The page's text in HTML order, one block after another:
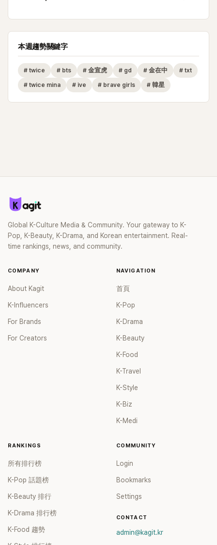
本週趨勢關鍵字
# twice # bts # 金宣虎 # gd # 金在中 # txt
# twice mina # ive # brave girls # 韓星
Global K-Culture Media & Community. Your gateway to K-
Pop, K-Beauty, K-Drama, and Korean entertainment. Real-
time rankings, news, and community.
COMPANY
About Kagit
K-Influencers
For Brands
For Creators
NAVIGATION
首頁
K-Pop
K-Drama
K-Beauty
K-Food
K-Travel
K-Style
K-Biz
K-Medi
RANKINGS
所有排行榜
K-Pop 話題榜
K-Beauty 排行
K-Drama 排行榜
K-Food 趨勢
COMMUNITY
Login
Bookmarks
Settings
CONTACT
admin@kagit.kr